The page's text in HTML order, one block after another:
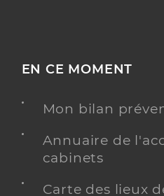
EN CE MOMENT
Mon bilan
Annuaire de
cabinets
Carte des lieux